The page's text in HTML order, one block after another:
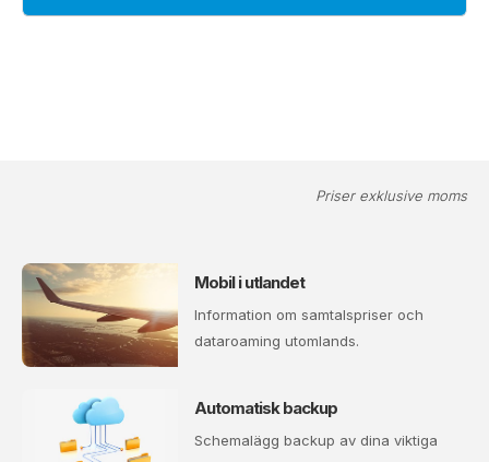
Priser exklusive moms
Mobil i utlandet
Information om samtalspriser och
dataroaming utomlands.
Automatisk backup
Schemalägg backup av dina viktiga